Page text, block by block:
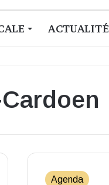
ACTUALITÉ
Agenda